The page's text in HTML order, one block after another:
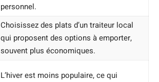
personnel.
Choisissez des plats d’un traiteur local
qui proposent des options à emporter,
souvent plus économiques.
L’hiver est moins populaire, ce qui